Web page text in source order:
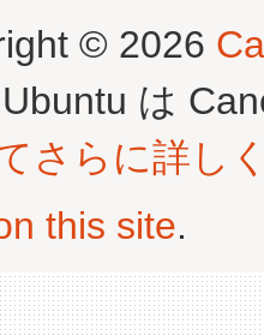
© 2026
は
さらに詳し
this site.